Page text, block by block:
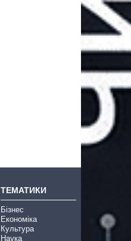
ТЕМАТИКИ
Бізнес
Економіка
Культура
Наука